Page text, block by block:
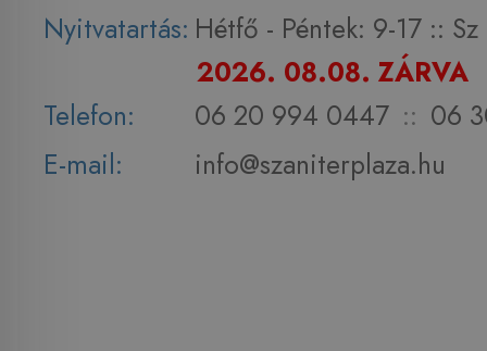
Nyitvatartás: Hétfő - Péntek: 9-17 :: Sz
2026. 08.08. ZÁRVA
Telefon:
06 20 994 0447 :: 06
E-mail:
info@szaniterplaza.hu